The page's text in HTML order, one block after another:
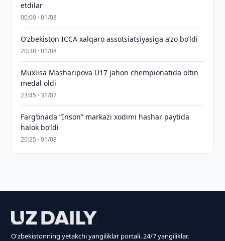
etdilar
00:00 · 01/08
O‘zbekiston ICCA xalqaro assotsiatsiyasiga aʼzo bo‘ldi
20:38 · 01/08
Muxlisa Masharipova U17 jahon chempionatida oltin
medal oldi
23:45 · 31/07
Farg‘onada “Inson” markazi xodimi hashar paytida
halok bo‘ldi
20:25 · 01/08
O'zbekistonning yetakchi yangiliklar portali. 24/7 yangiliklar.